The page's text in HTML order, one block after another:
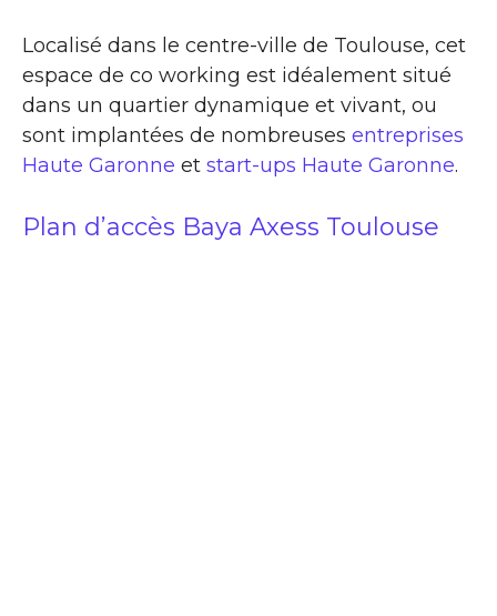
Localisé dans le centre-ville de Toulouse, cet
espace de co working est idéalement situé
dans un quartier dynamique et vivant, ou
sont implantées de nombreuses entreprises
Haute Garonne et start-ups Haute Garonne.
Plan d’accès Baya Axess Toulouse